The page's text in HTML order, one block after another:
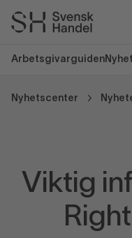
Arbetsgivarguiden
Nyhetscenter
Viktig